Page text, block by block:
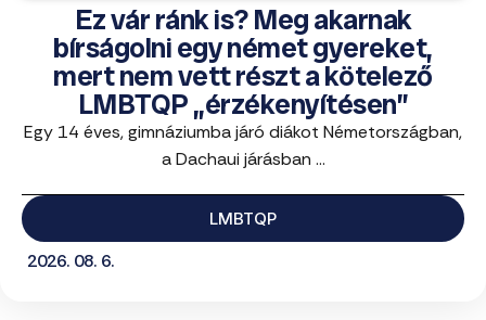
Ez vár ránk is? Meg akarnak
bírságolni egy német gyereket,
mert nem vett részt a kötelező
LMBTQP „érzékenyítésen”
Egy 14 éves, gimnáziumba járó diákot Németországban,
a Dachaui járásban ...
LMBTQP
2026. 08. 6.